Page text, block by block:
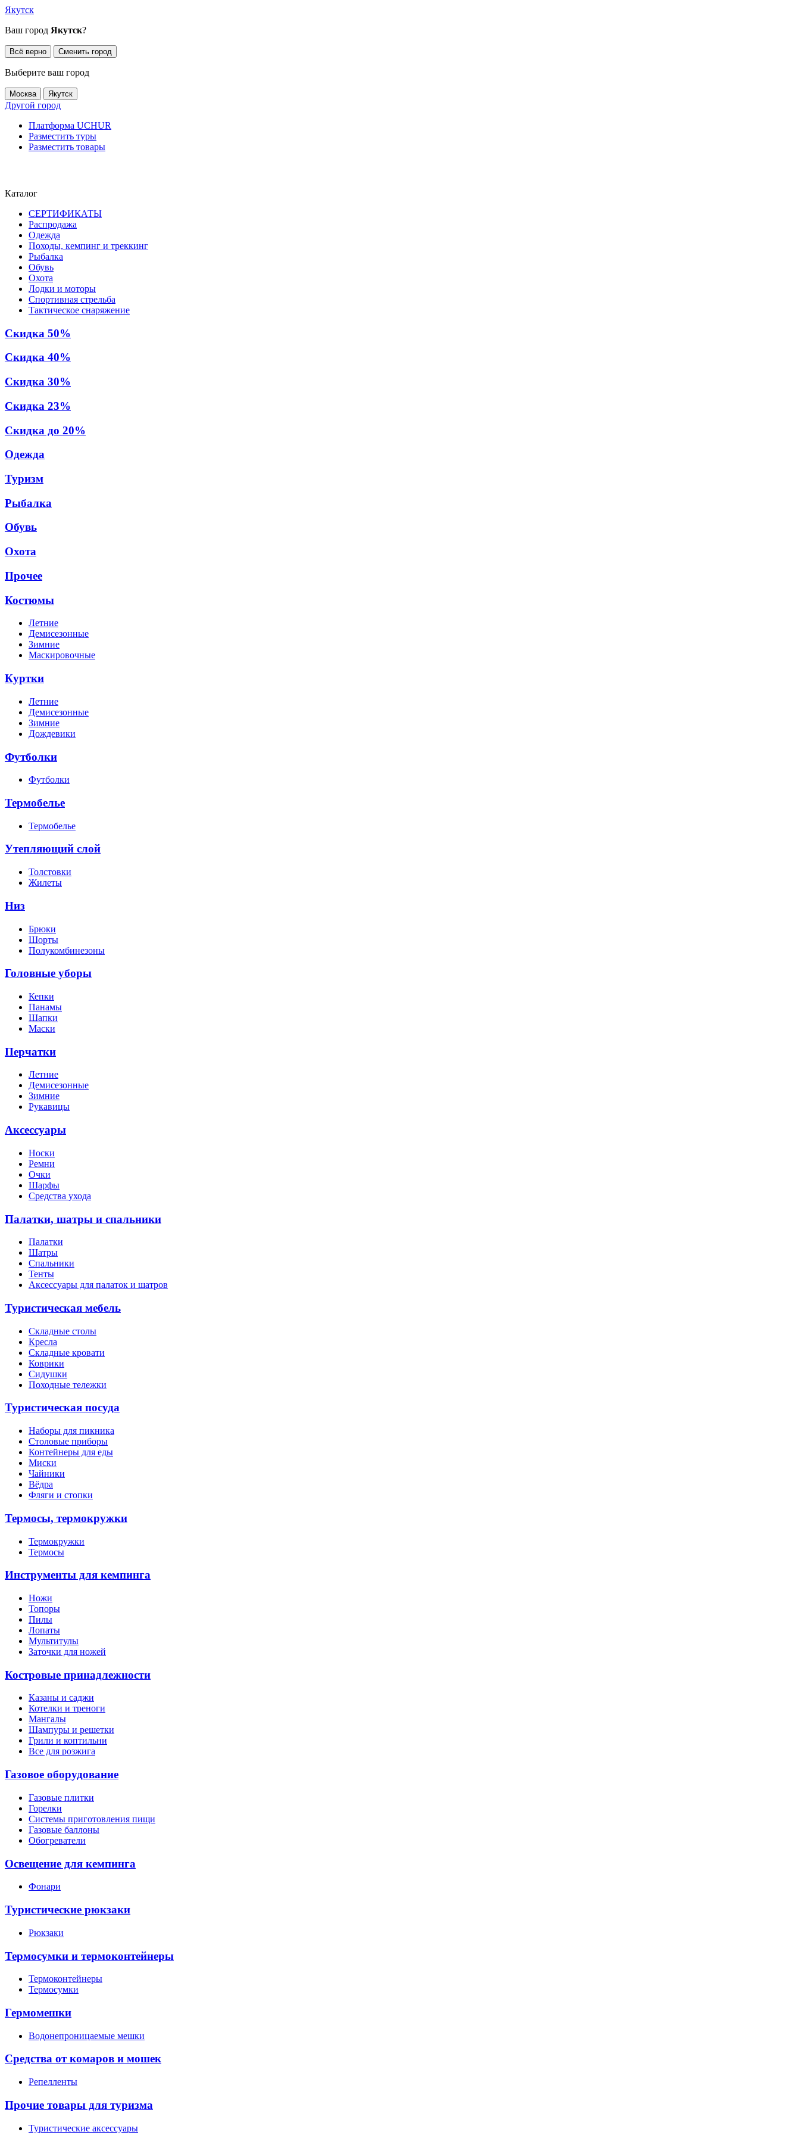
Якутск
Ваш город Якутск?
Всё верно Сменить город
Выберите ваш город
Москва Якутск
Другой город
Платформа UCHUR
Разместить туры
Разместить товары
Каталог
СЕРТИФИКАТЫ
Распродажа
Одежда
Походы, кемпинг и треккинг
Рыбалка
Обувь
Охота
Лодки и моторы
Спортивная стрельба
Тактическое снаряжение
Скидка 50%
Скидка 40%
Скидка 30%
Скидка 23%
Скидка до 20%
Одежда
Туризм
Рыбалка
Обувь
Охота
Прочее
Костюмы
Летние
Демисезонные
Зимние
Маскировочные
Куртки
Летние
Демисезонные
Зимние
Дождевики
Футболки
Футболки
Термобелье
Термобелье
Утепляющий слой
Толстовки
Жилеты
Низ
Брюки
Шорты
Полукомбинезоны
Головные уборы
Кепки
Панамы
Шапки
Маски
Перчатки
Летние
Демисезонные
Зимние
Рукавицы
Аксессуары
Носки
Ремни
Очки
Шарфы
Средства ухода
Палатки, шатры и спальники
Палатки
Шатры
Спальники
Тенты
Аксессуары для палаток и шатров
Туристическая мебель
Складные столы
Кресла
Складные кровати
Коврики
Сидушки
Походные тележки
Туристическая посуда
Наборы для пикника
Столовые приборы
Контейнеры для еды
Миски
Чайники
Вёдра
Фляги и стопки
Термосы, термокружки
Термокружки
Термосы
Инструменты для кемпинга
Ножи
Топоры
Пилы
Лопаты
Мультитулы
Заточки для ножей
Костровые принадлежности
Казаны и саджи
Котелки и треноги
Мангалы
Шампуры и решетки
Грили и коптильни
Все для розжига
Газовое оборудование
Газовые плитки
Горелки
Системы приготовления пищи
Газовые баллоны
Обогреватели
Освещение для кемпинга
Фонари
Туристические рюкзаки
Рюкзаки
Термосумки и термоконтейнеры
Термоконтейнеры
Термосумки
Гермомешки
Водонепроницаемые мешки
Средства от комаров и мошек
Репелленты
Прочие товары для туризма
Туристические аксессуары